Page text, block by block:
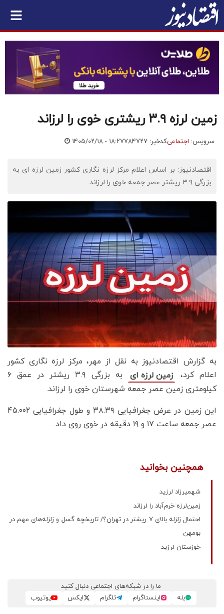
زمین لرزه ۳.۹ ریشتری خوی را لرزاند
سرویس: اجتماعیکدخبر: ۷۸۴۷۲۷ ۱۴۰۵/۰۲/۱۸ - ۱۸:۲۷
اقتصادنیوز: بر اساس اعلام مرکز لرزه نگاری کشور زمین لرزه ای به
بزرگی ۳.۹ ریشتر عصر جمعه خوی را لرزاند.
به گزارش اقتصادنیوز به نقل از مهر، مرکز لرزه نگاری کشور
اعلام کرد،
زمین لرزه ای
به بزرگی ۳.۹ ریشتر در عمق ۶
کیلومتری زمین عصر جمعه شهرستان خوی را لرزاند.
این زمین در عرض جغرافیایی ۳۸.۳۹ و طول جغرافیایی ۴۵.۰۰۲
عصر جمعه ساعت ۱۷ و ۱۹ دقیقه در خوی روی داد.
همچنین بخوانید
شهمیرزاد لرزید
زمین‌لرزه خرم‌آباد را لرزاند
احتمال زلزله بالای ۷ ریشتر در تهران؟/ تاریخچه گسل و زلزله‌های مهم در
بومهن
خوزستان لرزید
ما را در شبکه‌های اجتماعی دنبال کنید
بله
اینستاگرام تلگرام ایکس یوتیوب